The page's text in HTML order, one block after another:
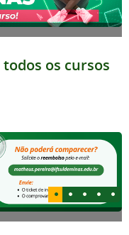
os cursos